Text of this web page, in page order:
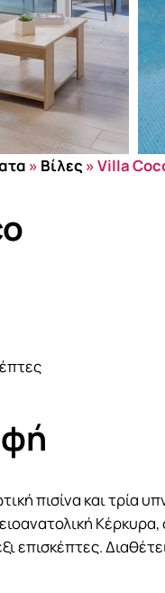
» Βίλες »Villa
πισίνα και τρία
επισκέπτες.